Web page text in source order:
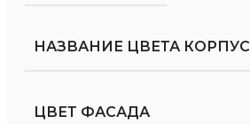
НАЗВАНИЕ ЦВЕТА
ЦВЕТ ФАСАДА